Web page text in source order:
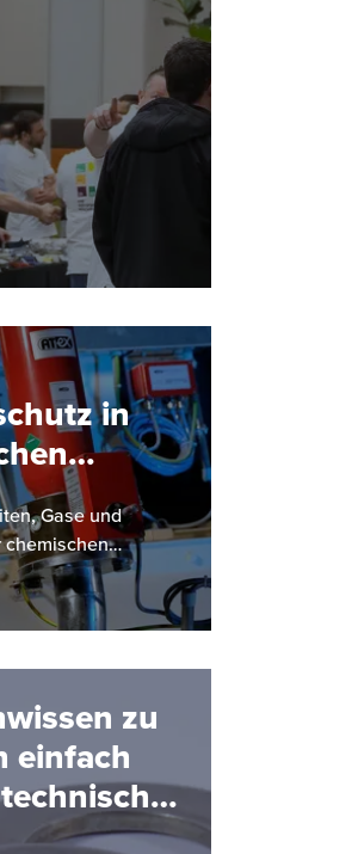
in
Gase und
chemischen
und
liefert
zu
einfach